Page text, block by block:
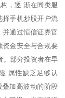
，逐 渐在同类服
择手机炒股开户流
并通过恒信证券官
资金安全与合规要
。部分投资者在早
属性缺乏足够认
加高波动的阶段